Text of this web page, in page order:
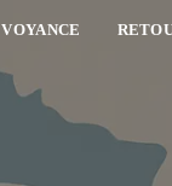
VOYANCE